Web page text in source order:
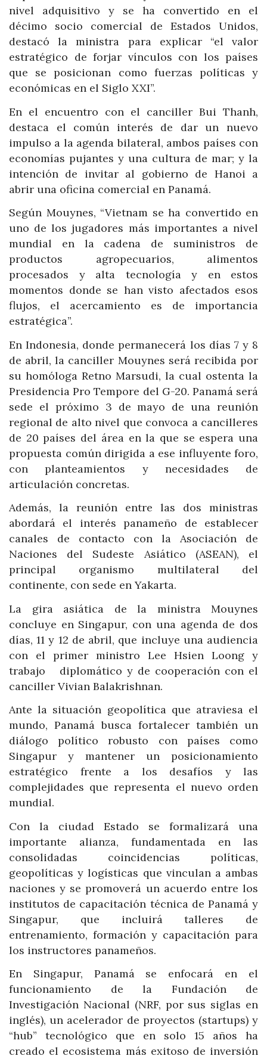
nivel adquisitivo y se ha convertido en el
décimo socio comercial de Estados Unidos,
destacó la ministra para explicar “el valor
estratégico de forjar vínculos con los países
que se posicionan como fuerzas políticas y
económicas en el Siglo XXI”.
En el encuentro con el canciller Bui Thanh,
destaca el común interés de dar un nuevo
impulso a la agenda bilateral, ambos países con
economías pujantes y una cultura de mar; y la
intención de invitar al gobierno de Hanoi a
abrir una oficina comercial en Panamá.
Según Mouynes, “Vietnam se ha convertido en
uno de los jugadores más importantes a nivel
mundial en la cadena de suministros de
productos agropecuarios, alimentos
procesados y alta tecnología y en estos
momentos donde se han visto afectados esos
flujos, el acercamiento es de importancia
estratégica”.
En Indonesia, donde permanecerá los días 7 y 8
de abril, la canciller Mouynes será recibida por
su homóloga Retno Marsudi, la cual ostenta la
Presidencia Pro Tempore del G-20. Panamá será
sede el próximo 3 de mayo de una reunión
regional de alto nivel que convoca a cancilleres
de 20 países del área en la que se espera una
propuesta común dirigida a ese influyente foro,
con planteamientos y necesidades de
articulación concretas.
Además, la reunión entre las dos ministras
abordará el interés panameño de establecer
canales de contacto con la Asociación de
Naciones del Sudeste Asiático (ASEAN), el
principal organismo multilateral del
continente, con sede en Yakarta.
La gira asiática de la ministra Mouynes
concluye en Singapur, con una agenda de dos
días, 11 y 12 de abril, que incluye una audiencia
con el primer ministro Lee Hsien Loong y
trabajo diplomático y de cooperación con el
canciller Vivian Balakrishnan.
Ante la situación geopolítica que atraviesa el
mundo, Panamá busca fortalecer también un
diálogo político robusto con países como
Singapur y mantener un posicionamiento
estratégico frente a los desafíos y las
complejidades que representa el nuevo orden
mundial.
Con la ciudad Estado se formalizará una
importante alianza, fundamentada en las
consolidadas coincidencias políticas,
geopolíticas y logísticas que vinculan a ambas
naciones y se promoverá un acuerdo entre los
institutos de capacitación técnica de Panamá y
Singapur, que incluirá talleres de
entrenamiento, formación y capacitación para
los instructores panameños.
En Singapur, Panamá se enfocará en el
funcionamiento de la Fundación de
Investigación Nacional (NRF, por sus siglas en
inglés), un acelerador de proyectos (startups) y
“hub” tecnológico que en solo 15 años ha
creado el ecosistema más exitoso de inversión